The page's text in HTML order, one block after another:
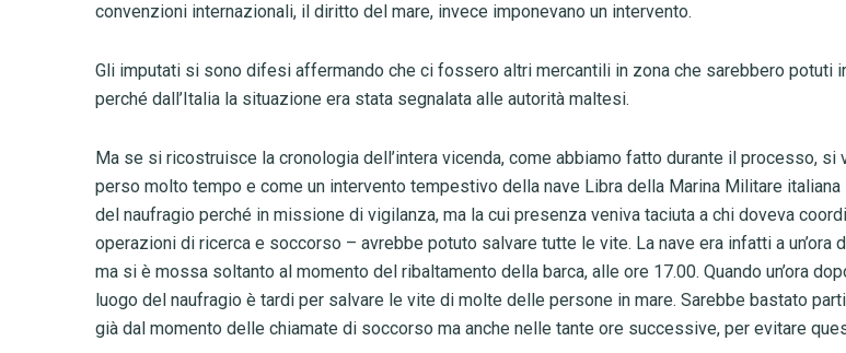
convenzioni internazionali, il diritto del mare, invece imponevano un intervento.
Gli imputati si sono difesi affermando che ci fossero altri mercantili in zona che sarebbero potuti
perché dall’Italia la situazione era stata segnalata alle autorità maltesi.
Ma se si ricostruisce la cronologia dell’intera vicenda, come abbiamo fatto durante il processo, si
perso molto tempo e come un intervento tempestivo della nave Libra della Marina Militare italiana
del naufragio perché in missione di vigilanza, ma la cui presenza veniva taciuta a chi doveva
operazioni di ricerca e soccorso – avrebbe potuto salvare tutte le vite. La nave era infatti a un’ora
ma si è mossa soltanto al momento del ribaltamento della barca, alle ore 17.00. Quando un’ora
luogo del naufragio è tardi per salvare le vite di molte delle persone in mare. Sarebbe bastato
già dal momento delle chiamate di soccorso ma anche nelle tante ore successive, per evitare